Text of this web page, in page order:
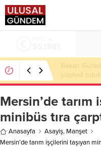
Ahbap
Levent ve
Mersin’de tarım
minibüs tıra
Anasayfa Asayiş, Manşet
Mersin’de tarım işçilerini taşıyan